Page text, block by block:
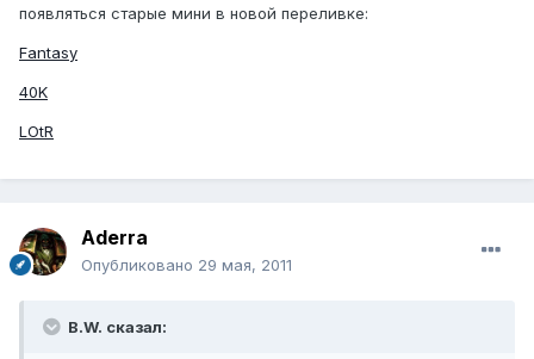
появляться старые мини в новой переливке:
Fantasy
40K
LOtR
Aderra
Опубликовано 29 мая, 2011
B.W. сказал: